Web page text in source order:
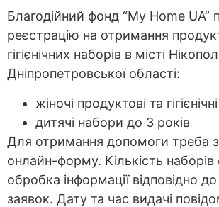
Благодійний фонд “My Home UA”
реєстрацію на отримання
гігієнічних наборів в місті
Дніпропетровської області:
жіночі продуктові та
дитячі набори до 3 років
Для отримання допомоги треба
онлайн-форму. Кількість
обробка інформації відповідно
заявок. Дату та час видачі